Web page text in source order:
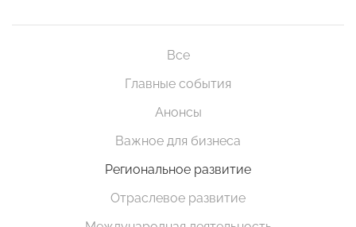
Все
Главные события
Анонсы
Важное для бизнеса
Региональное развитие
Отраслевое развитие